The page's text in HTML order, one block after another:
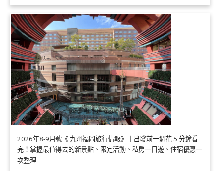
2026年8-9月號《 九州福岡旅行情報》｜出發前一週花 5 分鐘看
完！掌握最值得去的新景點、限定活動、私房一日遊、住宿優惠一
次整理